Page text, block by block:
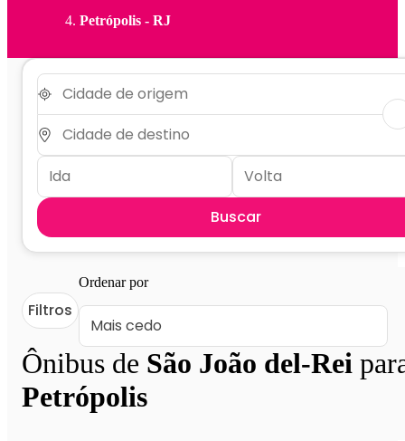
Petrópolis - RJ
Buscar
Ônibus de São João del-Rei
Petrópolis
Filtros
Ordenar por